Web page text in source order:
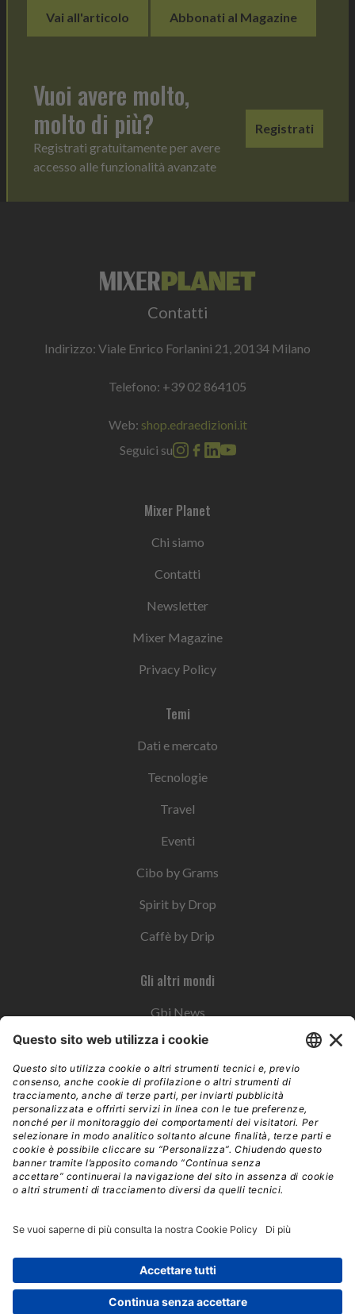
Vai all'articolo Abbonati al Magazine
Vuoi avere molto,
molto di più?
Registrati gratuitamente per avere
accesso alle funzionalità avanzate
Registrati
Contatti
Indirizzo: Viale Enrico Forlanini 21, 20134 Milano
Telefono: +39 02 864105
Web: shop.edraedizioni.it
Seguici su
Mixer Planet
Chi siamo
Contatti
Newsletter
Mixer Magazine
Privacy Policy
Temi
Dati e mercato
Tecnologie
Travel
Eventi
Cibo by Grams
Spirit by Drop
Caffè by Drip
Gli altri mondi
Gbi News
Instoremag
Esplora il gruppo
Edra Edizioni
Edizioni LSWR
LSWR Group
Mixer è un prodotto del network Edra Edizioni. Direzione, amministrazione,
redazione, pubblicità | © Copyright 2026 – Tutti i diritti riservati | Partita IVA e C.F.
14392510963